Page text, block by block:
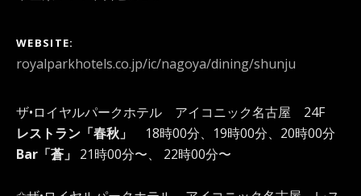
WEBSITE
royalparkhotels.co.jp/ic/nagoya/dining/shunju
ザ•ロイヤルパークホテル アイコニック名古屋 24F
レストラン「春秋」
18時00分、19時00分、20時00分
Bar「蒼」 21時00分〜、 22時00分〜